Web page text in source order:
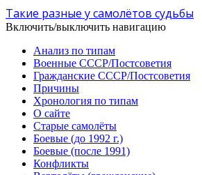
Такие разные у самолётов судьбы
Включить/выключить навигацию
Анализ по типам
Военные СССР/Постсоветия
Гражданские СССР/Постсоветия
Причины
Хронология по типам
О сайте
Старые самолёты
Боевые (до 1992 г.)
Боевые (после 1991)
Конфликты